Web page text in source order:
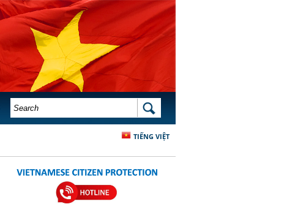
SEARCH FORM SEARCH
TIẾNG VIỆT